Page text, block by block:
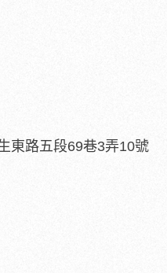
東路五段69巷3弄10號